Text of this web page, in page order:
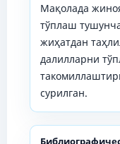
Мақолада
тўплаш
жиҳатдан
далилларни
сурилган.